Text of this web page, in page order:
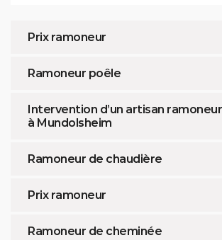
Prix ramoneur
Ramoneur poêle
Intervention d’un artisan
à Mundolsheim
Ramoneur de chaudière
Prix ramoneur
Ramoneur de cheminée